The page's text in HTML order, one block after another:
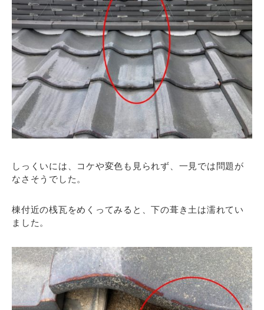
しっくいには、コケや変色も見られず、一見では問題が
なさそうでした。
棟付近の桟瓦をめくってみると、下の葺き土は濡れてい
ました。